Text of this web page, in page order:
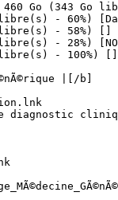
Go (343 Go
- 60%)
- 58%) []
- 28%)
- 100%) []
|[/b]
diagnostic